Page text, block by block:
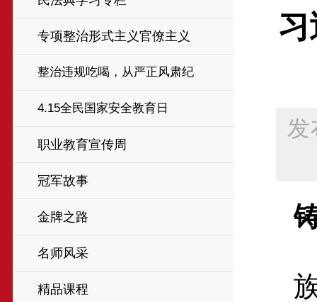
专项整治形式主义官僚主义
整治违规吃喝，从严正风肃纪
4.15全民国家安全教育日
职业教育宣传周
冠军故事
金牌之路
名师风采
精品课程